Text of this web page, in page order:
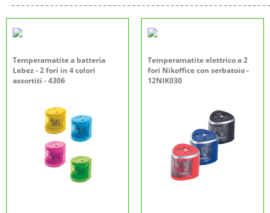
Temperamatite a batteria
Lebez - 2 fori in 4 colori
assortiti - 4306
Temperamatite elettrico a 2
fori Nikoffice con serbatoio -
12NIK030